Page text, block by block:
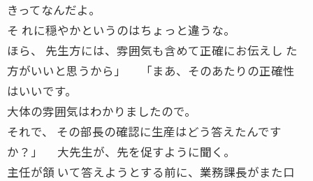
きってなんだよ。
そ れに穏やかというのはちょっと違うな。
ほら、 先生方には、雰囲気も含めて正確にお伝えし た
方がいいと思うから」 「まあ、そのあたりの正確性
はいいです。
大体の雰囲気はわかりましたので。
それで、 その部長の確認に生産はどう答えたんです
か？」 大先生が、先を促すように聞く。
主任が頷 いて答えようとする前に、業務課長がまた口